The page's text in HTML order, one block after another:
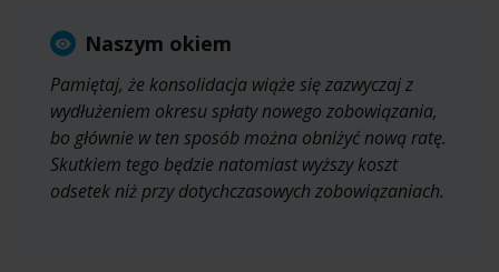
Naszym okiem
Pamiętaj, że konsolidacja wiąże się zazwyczaj z
wydłużeniem okresu spłaty nowego zobowiązania,
bo głównie w ten sposób można obniżyć nową ratę.
Skutkiem tego będzie natomiast wyższy koszt
odsetek niż przy dotychczasowych zobowiązaniach.